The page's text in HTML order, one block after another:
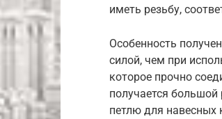
иметь резьбу,
Особенность
силой, чем при
которое прочно
получается
петлю для навесных